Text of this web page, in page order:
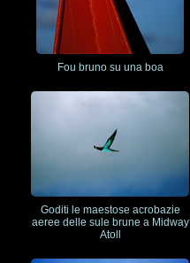
Fou bruno su una boa
Goditi le maestose acrobazie
aeree delle sule brune a Midway
Atoll